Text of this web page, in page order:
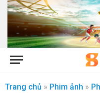
Trang chủ » Phim ảnh »